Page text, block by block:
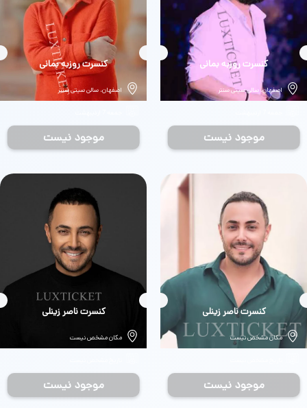
بلیط
کنسرت روزبه بمانی
اصفهان، سالن سیتی سنتر
موجود نیست
بلیط
کنسرت روزبه بمانی
اصفهان، سالن سیتی سنتر
موجود نیست
بلیط
کنسرت ناصر زینلی
مکان مشخص نیست
موجود نیست
بلیط
کنسرت ناصر زینلی
مکان مشخص نیست
موجود نیست